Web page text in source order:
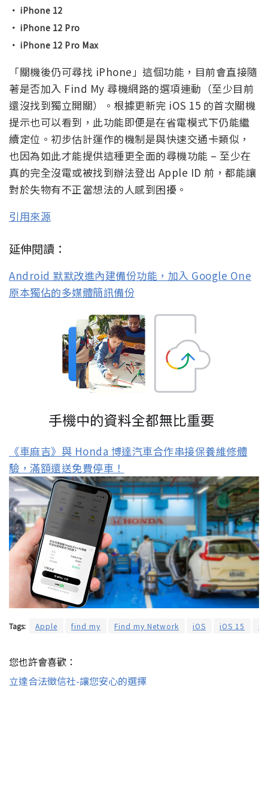
· iPhone 12
· iPhone 12 Pro
· iPhone 12 Pro Max
「關機後仍可尋找 iPhone」這個功能，目前會直接隨
著是否加入 Find My 尋機網路的選項連動（至少目前
還沒找到獨立開關）。根據更新完 iOS 15 的首次關機
提示也可以看到，此功能即便是在省電模式下仍能繼
續定位。初步估計運作的機制是與快速交通卡類似，
也因為如此才能提供這種更全面的尋機功能 – 至少在
真的完全沒電或被找到辦法登出 Apple ID 前，都能讓
對於失物有不正當想法的人感到困擾。
引用來源
延伸閱讀：
Android 默默改進內建備份功能，加入 Google One
原本獨佔的多媒體簡訊備份
《車麻吉》與 Honda 博達汽車合作串接保養維修體
驗，滿額還送免費停車！
Tags: Apple find my Find my Network iOS iOS 15
您也許會喜歡：
立達合法徵信社-讓您安心的選擇